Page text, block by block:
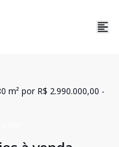
m² por R$ 2.990.000,00 -